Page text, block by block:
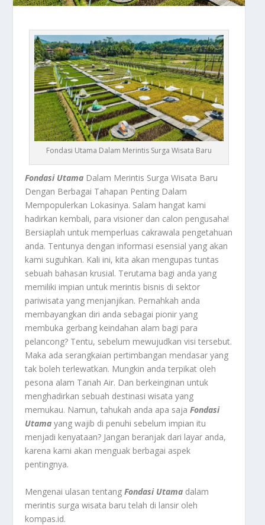
Fondasi Utama Dalam Merintis Surga Wisata Baru
Fondasi Utama Dalam Merintis Surga Wisata Baru
Dengan Berbagai Tahapan Penting Dalam
Mempopulerkan Lokasinya. Salam hangat kami
hadirkan kembali, para visioner dan calon pengusaha!
Bersiaplah untuk memperluas cakrawala pengetahuan
anda. Tentunya dengan informasi esensial yang akan
kami suguhkan. Kali ini, kita akan mengupas tuntas
sebuah bahasan krusial. Terutama bagi anda yang
memiliki impian untuk merintis bisnis di sektor
pariwisata yang menjanjikan. Pernahkah anda
membayangkan diri anda sebagai pionir yang
membuka gerbang keindahan alam bagi para
pelancong? Tentu, sebelum mewujudkan visi tersebut.
Maka ada serangkaian pertimbangan mendasar yang
tak boleh terlewatkan. Mungkin anda terpikat oleh
pesona alam Tanah Air. Dan berkeinginan untuk
menghadirkan sebuah destinasi wisata yang
memukau. Namun, tahukah anda apa sajaFondasi
Utama yang wajib di penuhi sebelum impian itu
menjadi kenyataan? Jangan beranjak dari layar anda,
karena kami akan menguak berbagai aspek
pentingnya.
Mengenai ulasan tentangFondasi Utama dalam
merintis surga wisata baru telah di lansir oleh
kompas.id.